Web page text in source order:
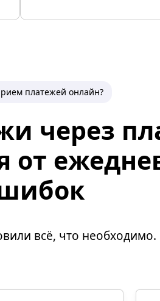
платежей онлайн?
через
от
всё, что необходимо.